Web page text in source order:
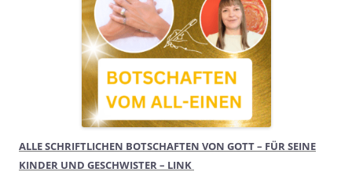
ALLE SCHRIFTLICHEN BOTSCHAFTEN VON GOTT – FÜR SEINE
KINDER UND GESCHWISTER – LINK